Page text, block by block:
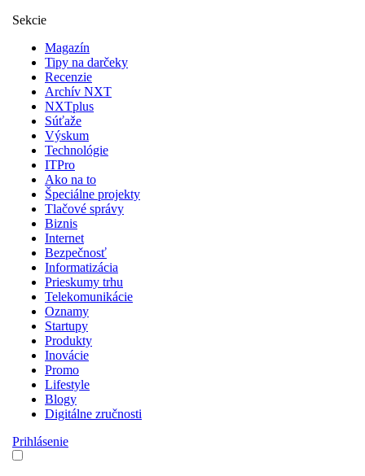
Sekcie
Magazín
Tipy na darčeky
Recenzie
Archív NXT
NXTplus
Súťaže
Výskum
Technológie
ITPro
Ako na to
Špeciálne projekty
Tlačové správy
Biznis
Internet
Bezpečnosť
Informatizácia
Prieskumy trhu
Telekomunikácie
Oznamy
Startupy
Produkty
Inovácie
Promo
Lifestyle
Blogy
Digitálne zručnosti
Prihlásenie